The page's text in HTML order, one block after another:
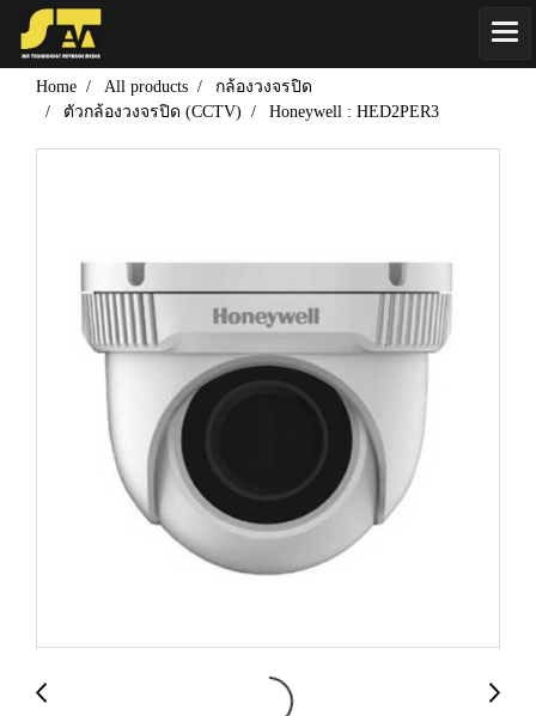
Home All products
กล้องวงจรปิด
ตัวกล้องวงจรปิด (CCTV)
Honeywell : HED2PER3